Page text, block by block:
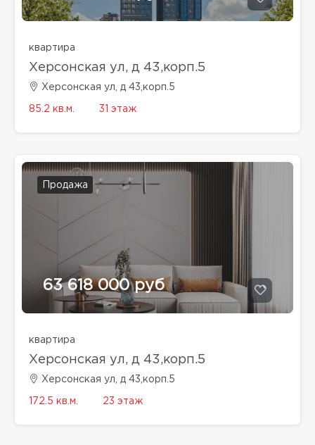
квартира
Херсонская ул, д 43,корп.5
Херсонская ул, д 43,корп.5
85.2 кв.м. 31 этаж
Продажа
63 618 000 руб
квартира
Херсонская ул, д 43,корп.5
Херсонская ул, д 43,корп.5
172.5 кв.м. 23 этаж